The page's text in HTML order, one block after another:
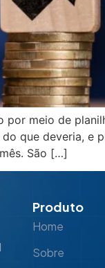
meio de
que deveria, e
São […]
Produto
Home
Sobre